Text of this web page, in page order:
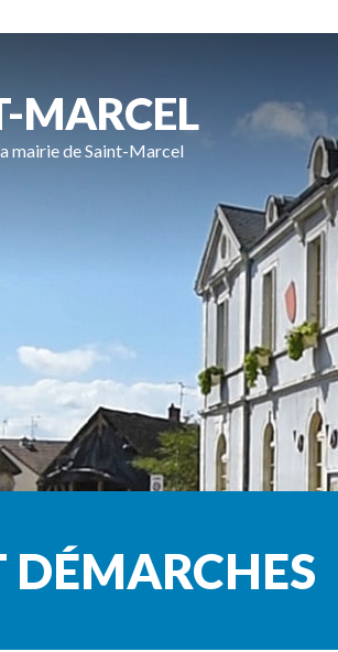
MARCEL
mairie de Saint-Marcel
DÉMARCHES